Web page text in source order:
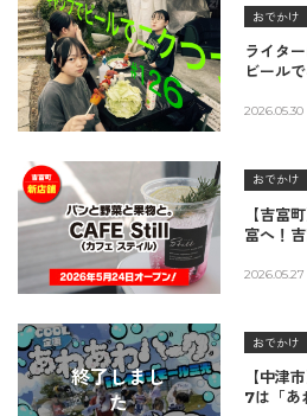
おでかけ
ライタ
ビール
2026.05.30
おでかけ
【吉富
富へ！
2026.05.27
終了しまし
た
おでかけ
【中津
7は「あ